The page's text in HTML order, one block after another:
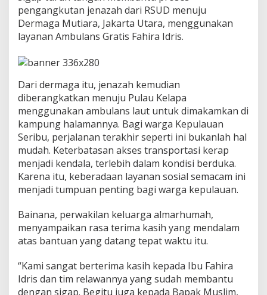
a
H
i
n
u
l
a
u
e
l
a
p
a
pengangkutan jenazah dari RSUD menuju
Dermaga Mutiara, Jakarta Utara, menggunakan
layanan Ambulans Gratis Fahira Idris.
‎Dari dermaga itu, jenazah kemudian
diberangkatkan menuju Pulau Kelapa
menggunakan ambulans laut untuk dimakamkan di
kampung halamannya. Bagi warga Kepulauan
Seribu, perjalanan terakhir seperti ini bukanlah hal
mudah. Keterbatasan akses transportasi kerap
menjadi kendala, terlebih dalam kondisi berduka.
Karena itu, keberadaan layanan sosial semacam ini
menjadi tumpuan penting bagi warga kepulauan.
‎Bainana, perwakilan keluarga almarhumah,
menyampaikan rasa terima kasih yang mendalam
atas bantuan yang datang tepat waktu itu.
“Kami sangat berterima kasih kepada Ibu Fahira
Idris dan tim relawannya yang sudah membantu
dengan sigap. Begitu juga kepada Bapak Muslim,